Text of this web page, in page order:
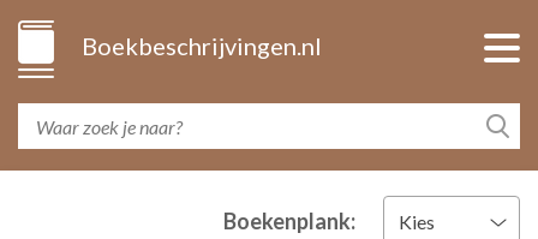
Boekbeschrijvingen.nl
Boekenplank: Kies